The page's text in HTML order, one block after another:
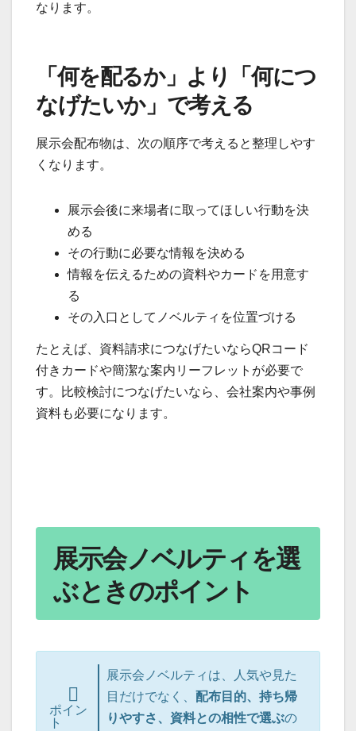
なります。
「何を配るか」より「何につ
なげたいか」で考える
展示会配布物は、次の順序で考えると整理しやす
くなります。
展示会後に来場者に取ってほしい行動を決
める
その行動に必要な情報を決める
情報を伝えるための資料やカードを用意す
る
その入口としてノベルティを位置づける
たとえば、資料請求につなげたいならQRコード
付きカードや簡潔な案内リーフレットが必要で
す。比較検討につなげたいなら、会社案内や事例
資料も必要になります。
展示会ノベルティを選
ぶときのポイント
ポイン
ト
展示会ノベルティは、人気や見た
目だけでなく、 配布目的、持ち帰
りやすさ、資料との相性で選ぶの